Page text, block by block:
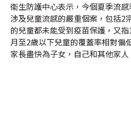
衞生防護中心表示，今個夏季流
涉及兒童流感的嚴重個案，包括2
的兒童都未能受到疫苗保護，又
月至2歲以下兒童的覆蓋率相對偏
家長盡快為子女，自己和其他家